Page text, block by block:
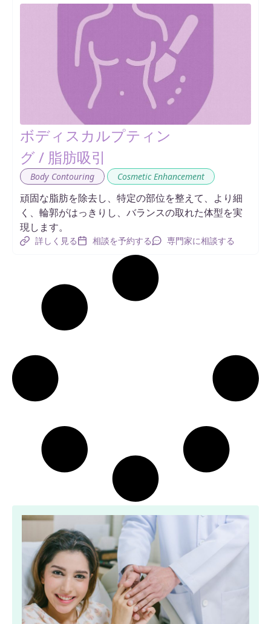
ボディスカルプティン
グ / 脂肪吸引
Body Contouring Cosmetic Enhancement
頑固な脂肪を除去し、特定の部位を整えて、より細
く、輪郭がはっきりし、バランスの取れた体型を実
現します。
詳しく見る 相談を予約する 専門家に相談する